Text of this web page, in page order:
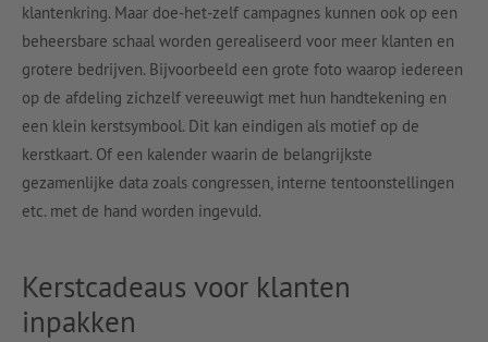
klantenkring. Maar doe-het-zelf campagnes kunnen ook op een
beheersbare schaal worden gerealiseerd voor meer klanten en
grotere bedrijven. Bijvoorbeeld een grote foto waarop iedereen
op de afdeling zichzelf vereeuwigt met hun handtekening en
een klein kerstsymbool. Dit kan eindigen als motief op de
kerstkaart. Of een kalender waarin de belangrijkste
gezamenlijke data zoals congressen, interne tentoonstellingen
etc. met de hand worden ingevuld.
Kerstcadeaus voor klanten
inpakken